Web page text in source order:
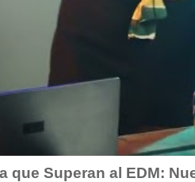
que Superan al EDM: